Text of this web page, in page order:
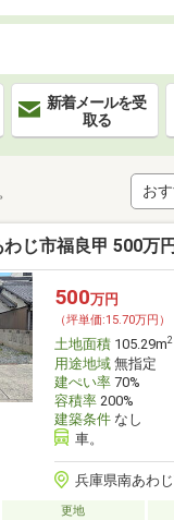
新着メールを受
取る
じ市福良甲 500万円
500万円
（坪単価:15.70万円）
土地面積105.29m2
用途地域無指定
建ぺい率70%
容積率200%
建築条件なし
車。
兵庫県南あわ
更地